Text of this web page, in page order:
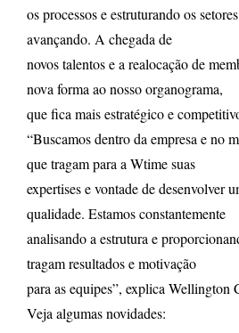
os processos e estruturando os
avançando. A chegada de
novos talentos e a realocação de
nova forma ao nosso organograma,
que fica mais estratégico e
“Buscamos dentro da empresa e no
que tragam para a Wtime suas
expertises e vontade de desenvolver
qualidade. Estamos constantemente
analisando a estrutura e
tragam resultados e motivação
para as equipes”, explica Wellington
Veja algumas novidades: